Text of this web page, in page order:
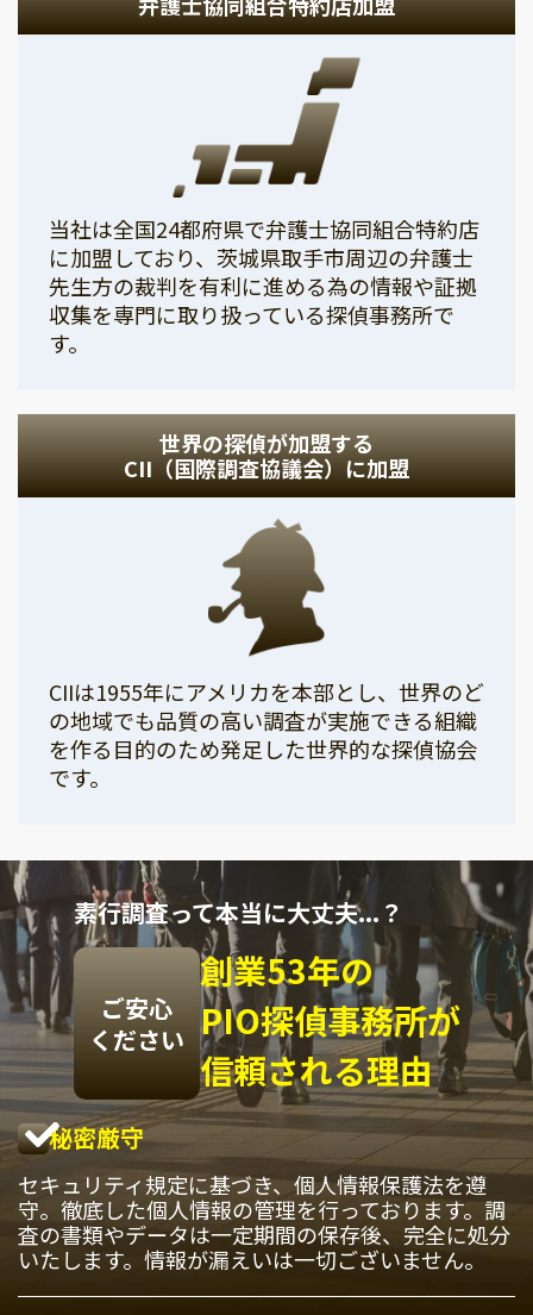
当社は全国24都府県で弁護士協同組合特約店
に加盟しており、茨城県取手市周辺の弁護士
先生方の裁判を有利に進める為の情報や証拠
収集を専門に取り扱っている探偵事務所で
す。
世界の探偵が加盟する
CII（国際調査協議会）に加盟
CIIは1955年にアメリカを本部とし、世界のど
の地域でも品質の高い調査が実施できる組織
を作る目的のため発足した世界的な探偵協会
です。
素行調査って本当に大丈夫...？
ご安心
ください
創業53年の
PIO探偵事務所が
信頼される理由
秘密厳守
セキュリティ規定に基づき、個人情報保護法を遵
守。徹底した個人情報の管理を行っております。調
査の書類やデータは一定期間の保存後、完全に処分
いたします。情報が漏えいは一切ございません。